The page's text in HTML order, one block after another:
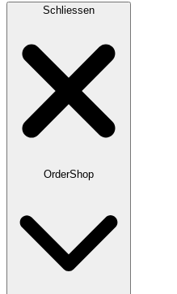
Schliessen
OrderShop